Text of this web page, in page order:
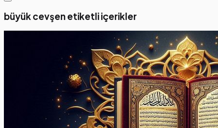
büyük cevşen etiketli içerikler